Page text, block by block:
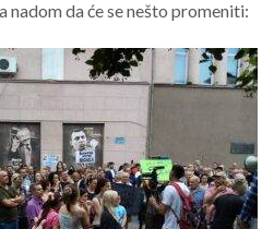
nadom da će se nešto promeniti: